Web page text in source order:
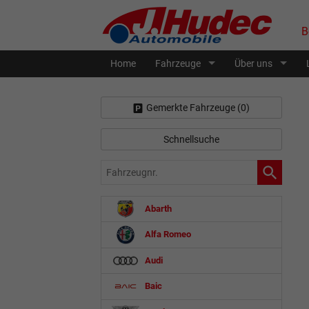
Home Fahrzeuge Über uns
Gemerkte Fahrzeuge (0)
Schnellsuche
Fahrzeugnr.
Abarth
Alfa Romeo
Audi
Baic